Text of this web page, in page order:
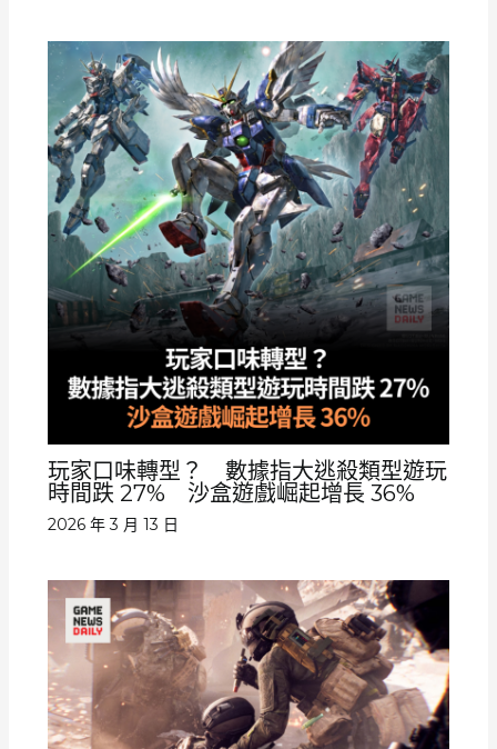
玩家口味轉型？ 數據指大逃殺類型遊玩
時間跌 27% 沙盒遊戲崛起增長 36%
2026 年 3 月 13 日